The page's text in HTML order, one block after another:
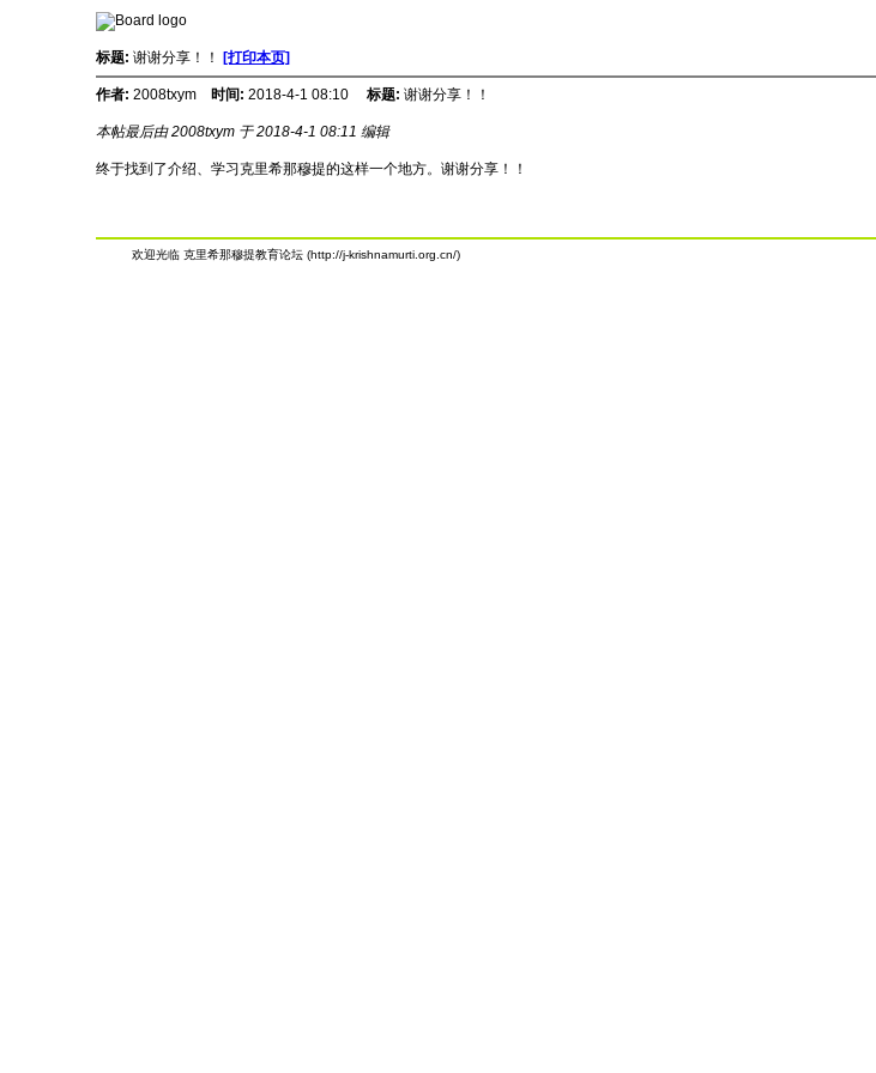
标题: 谢谢分享！！ [打印本页]
作者: 2008txym 时间: 2018-4-1 08:10 标题: 谢谢分享！！
本帖最后由 2008txym 于 2018-4-1 08:11 编辑
终于找到了介绍、学习克里希那穆提的这样一个地方。谢谢分享！！
欢迎光临 克里希那穆提教育论坛 (http://j-krishnamurti.org.cn/)